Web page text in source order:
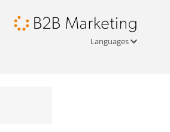
Languages